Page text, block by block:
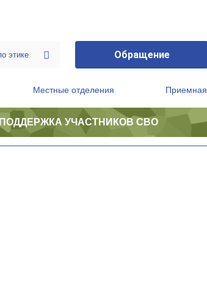
Обращение
Местные отделения Приемная
ПОДДЕРЖКА УЧАСТНИКОВ СВО